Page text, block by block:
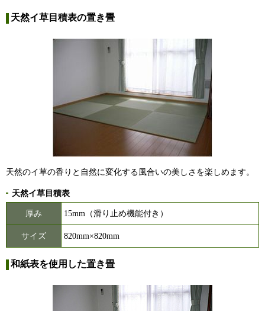
天然イ草目積表の置き畳
天然のイ草の香りと自然に変化する風合いの美しさを楽しめます。
天然イ草目積表
厚み 15mm（滑り止め機能付き）
サイズ 820mm×820mm
和紙表を使用した置き畳